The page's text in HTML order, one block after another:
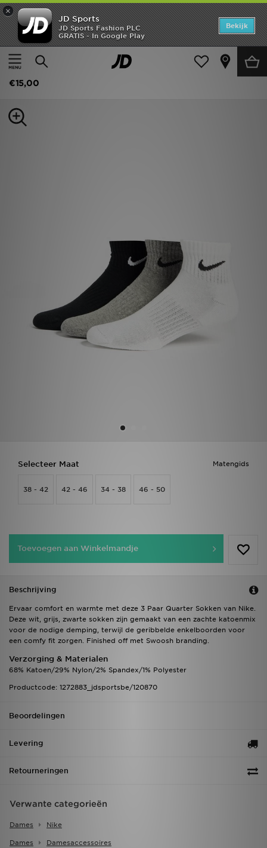
×
JD Sports
JD Sports Fashion PLC
GRATIS - In Google Play
Bekijk
Thuis
Dames Damesaccessoires Sokken
Nike 3 Paar Quarter Sokken
€15,00
Matengids
Selecteer Maat
38 - 42 42 - 46 34 - 38 46 - 50
Toevoegen aan Winkelmandje
Beschrijving
Ervaar comfort en warmte met deze 3 Paar Quarter Sokken van Nike.
Deze wit, grijs, zwarte sokken zijn gemaakt van een zachte katoenmix
voor de nodige demping, terwijl de geribbelde enkelboorden voor
een comfy fit zorgen. Finished off met Swoosh branding.
Verzorging & Materialen
68% Katoen/29% Nylon/2% Spandex/1% Polyester
Productcode: 1272883_jdsportsbe/120870
Beoordelingen
Levering
Retourneringen
Verwante categorieën
Dames Nike
Dames Damesaccessoires
Home
Offers
Dames
Vind een winkel
Bestelling traceren